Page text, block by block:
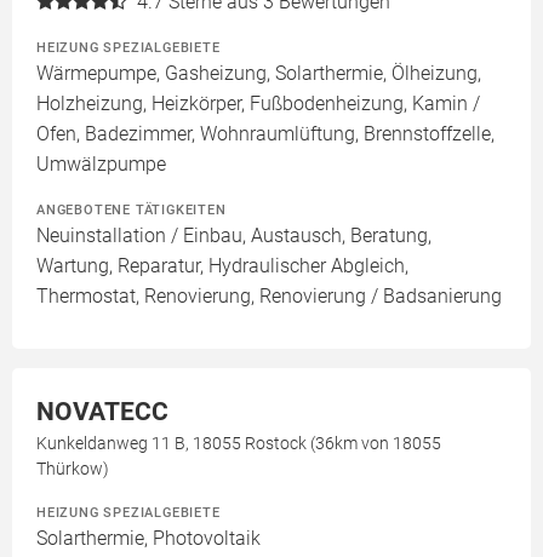
HEIZUNG SPEZIALGEBIETE
Wärmepumpe, Gasheizung, Solarthermie, Ölheizung,
Holzheizung, Heizkörper, Fußbodenheizung, Kamin /
Ofen, Badezimmer, Wohnraumlüftung, Brennstoffzelle,
Umwälzpumpe
ANGEBOTENE TÄTIGKEITEN
Neuinstallation / Einbau, Austausch, Beratung,
Wartung, Reparatur, Hydraulischer Abgleich,
Thermostat, Renovierung, Renovierung / Badsanierung
NOVATECC
Kunkeldanweg 11 B, 18055 Rostock (36km von 18055
Thürkow)
HEIZUNG SPEZIALGEBIETE
Solarthermie, Photovoltaik